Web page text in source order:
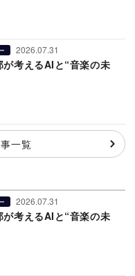
2026.07.31
が考えるAIと“音楽の未
一覧
2026.07.31
が考えるAIと“音楽の未